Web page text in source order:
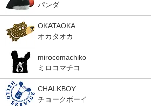
パンダ
OKATAOKA
オカタオカ
mirocomachiko
ミロコマチコ
CHALKBOY
チョークボーイ